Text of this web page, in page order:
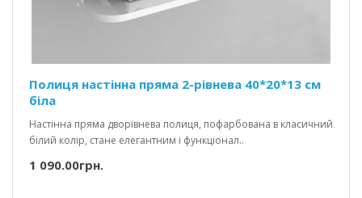
Полиця настінна пряма 2-рівнева 40*20*13 см
біла
Настінна пряма дворівнева полиця, пофарбована в класичний
білий колір, стане елегантним і функціонал..
1 090.00грн.